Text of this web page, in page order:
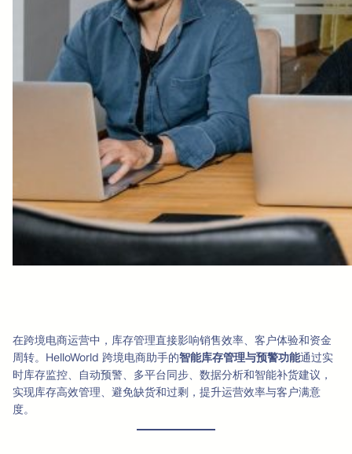
在跨境电商运营中，库存管理直接影响销售效率、客户体验和资金
周转。HelloWorld 跨境电商助手的智能库存管理与预警功能通过实
时库存监控、自动预警、多平台同步、数据分析和智能补货建议，
实现库存高效管理、避免缺货和过剩，提升运营效率与客户满意
度。